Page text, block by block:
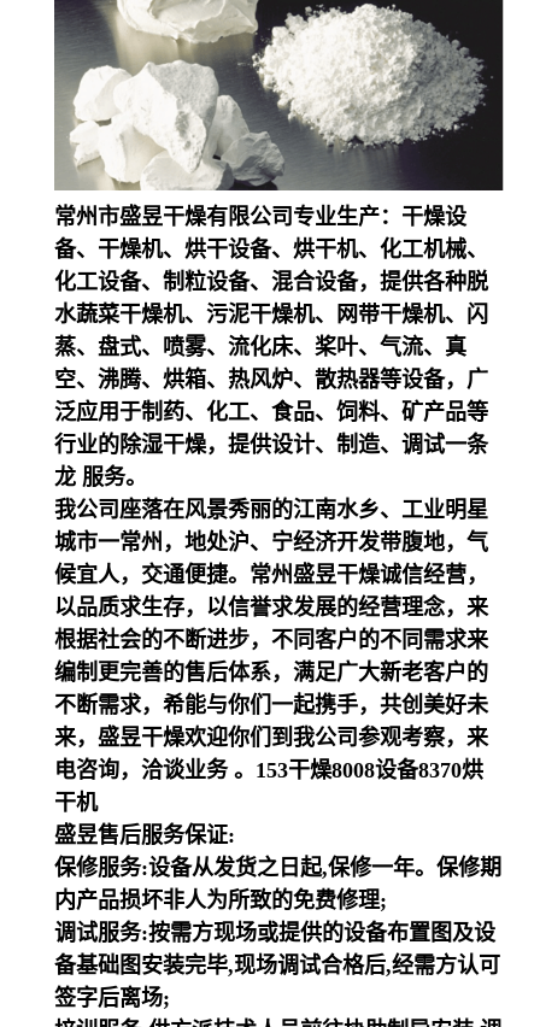
常州市盛昱干燥有限公司专业生产：干燥设
备、干燥机、烘干设备、烘干机、化工机械、
化工设备、制粒设备、混合设备，提供各种脱
水蔬菜干燥机、污泥干燥机、网带干燥机、闪
蒸、盘式、喷雾、流化床、桨叶、气流、真
空、沸腾、烘箱、热风炉、散热器等设备，广
泛应用于制药、化工、食品、饲料、矿产品等
行业的除湿干燥，提供设计、制造、调试一条
龙 服务。
我公司座落在风景秀丽的江南水乡、工业明星
城市一常州，地处沪、宁经济开发带腹地，气
候宜人，交通便捷。常州盛昱干燥诚信经营，
以品质求生存，以信誉求发展的经营理念，来
根据社会的不断进步，不同客户的不同需求来
编制更完善的售后体系，满足广大新老客户的
不断需求，希能与你们一起携手，共创美好未
来，盛昱干燥欢迎你们到我公司参观考察，来
电咨询，洽谈业务 。153干燥8008设备8370烘
干机
盛昱售后服务保证:
保修服务:设备从发货之日起,保修一年。保修期
内产品损坏非人为所致的免费修理;
调试服务:按需方现场或提供的设备布置图及设
备基础图安装完毕,现场调试合格后,经需方认可
签字后离场;